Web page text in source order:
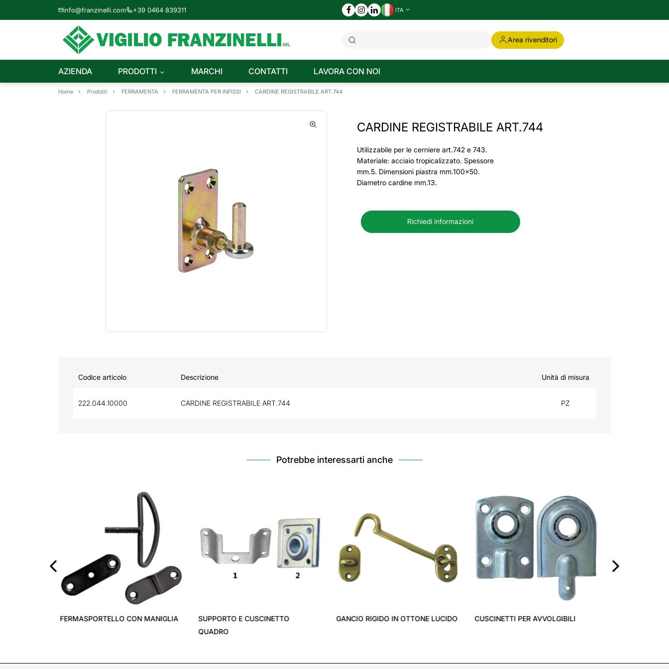
info@franzinelli.com +39 0464 839311 ITA
Area rivenditori
AZIENDA PRODOTTI MARCHI CONTATTI LAVORA CON NOI
Home Prodotti FERRAMENTA FERRAMENTA PER INFISSI CARDINE REGISTRABILE ART.744
CARDINE REGISTRABILE ART.744
Utilizzabile per le cerniere art.742 e 743.
Materiale: acciaio tropicalizzato. Spessore
mm.5. Dimensioni piastra mm.100x50.
Diametro cardine mm.13.
Richiedi informazioni
Codice articolo Descrizione Unità di misura
222.044.10000 CARDINE REGISTRABILE ART.744 PZ
Potrebbe interessarti anche
CUSCINETTI PER AVVOLGIBILI
SPAGNOLETTE ART. 310 GANCIO INTERMEDIO